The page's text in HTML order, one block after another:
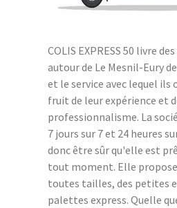
COLIS EXPRESS 50 livre
autour de Le Mesnil-Eury
et le service avec lequel ils
fruit de leur expérience et
professionnalisme. La
7 jours sur 7 et 24 heures
donc être sûr qu'elle est
tout moment. Elle
toutes tailles, des petites
palettes express. Quelle